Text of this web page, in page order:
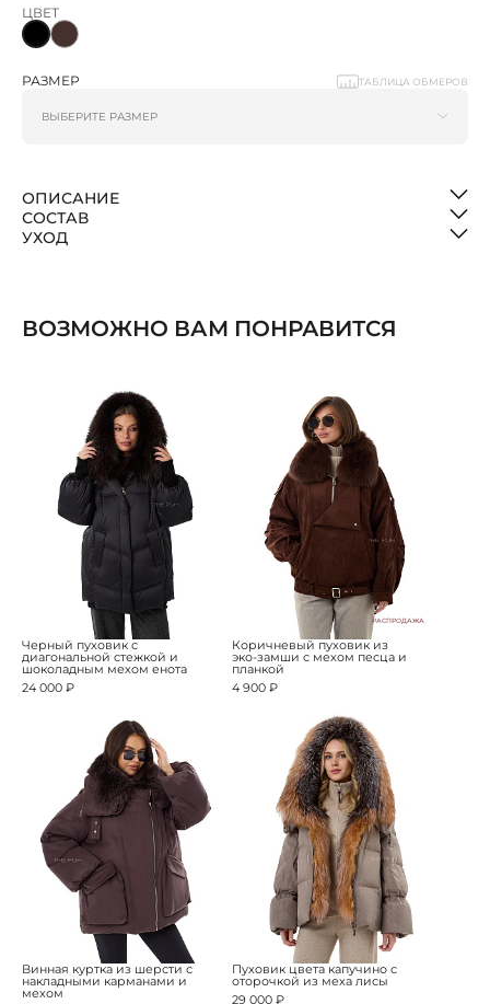
ЦВЕТ
РАЗМЕР ТАБЛИЦА ОБМЕРОВ
ОПИСАНИЕ
СОСТАВ
УХОД
ВОЗМОЖНО ВАМ ПОНРАВИТСЯ
Черный пуховик с
диагональной стежкой и
шоколадным мехом енота
24 000 ₽
РАСПРОДАЖА
Коричневый пуховик из
эко-замши с мехом песца и
планкой
4 900 ₽
Винная куртка из шерсти с
накладными карманами и
мехом
Пуховик цвета капучино с
оторочкой из меха лисы
29 000 ₽